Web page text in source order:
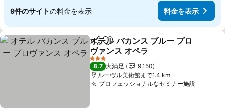
9件のサイトの料金を表示 料金を表示
シェアお気に入りに追加
オテル バカンス ブルー プロ
ヴァンス オペラ
3 ホテルのランク
8.7 大満足
9,150
ルーヴル美術館まで1.4 km
プロフェッショナルなセミナー施設